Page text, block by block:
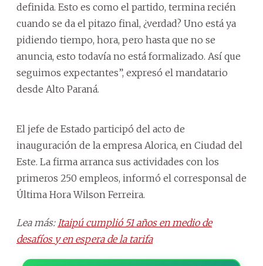
definida. Esto es como el partido, termina recién
cuando se da el pitazo final, ¿verdad? Uno está ya
pidiendo tiempo, hora, pero hasta que no se
anuncia, esto todavía no está formalizado. Así que
seguimos expectantes”, expresó el mandatario
desde Alto Paraná.
El jefe de Estado participó del acto de
inauguración de la empresa Alorica, en Ciudad del
Este. La firma arranca sus actividades con los
primeros 250 empleos, informó el corresponsal de
Última Hora Wilson Ferreira.
Lea más: Itaipú cumplió 51 años en medio de
desafíos y en espera de la tarifa